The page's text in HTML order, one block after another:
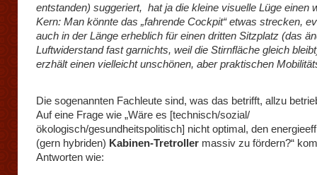
entstanden) suggeriert, hat ja die kleine visuelle Lüge einen
Kern: Man könnte das „fahrende Cockpit“ etwas strecken,
auch in der Länge erheblich für einen dritten Sitzplatz (das
Luftwiderstand fast garnichts, weil die Stirnfläche gleich
erzhält einen vielleicht unschönen, aber praktischen
Die sogenannten Fachleute sind, was das betrifft, allzu
Auf eine Frage wie „Wäre es [technisch/sozial/
ökologisch/gesundheitspolitisch] nicht optimal, den
(gern hybriden) Kabinen-Tretroller massiv zu fördern?“
Antworten wie: